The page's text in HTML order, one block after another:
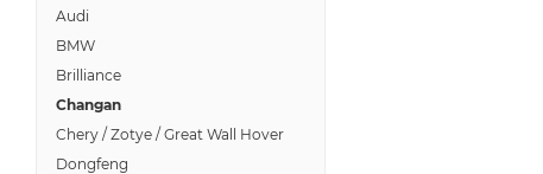
Audi
BMW
Brilliance
Changan
Chery / Zotye / Great Wall Hover
Dongfeng